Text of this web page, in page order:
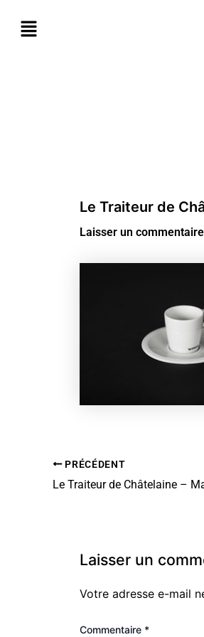
Le Traiteur de
Laisser un commentaire
PRÉCÉDENT
Le Traiteur de Châtelaine –
Laisser un
Votre adresse e-mail
Commentaire *